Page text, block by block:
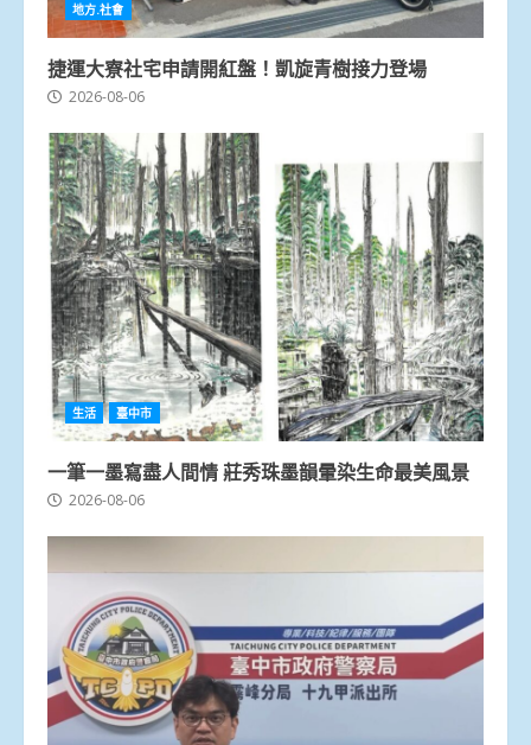
地方.社會
捷運大寮社宅申請開紅盤！凱旋青樹接力登場
2026-08-06
生活 臺中市
一筆一墨寫盡人間情 莊秀珠墨韻暈染生命最美風景
2026-08-06